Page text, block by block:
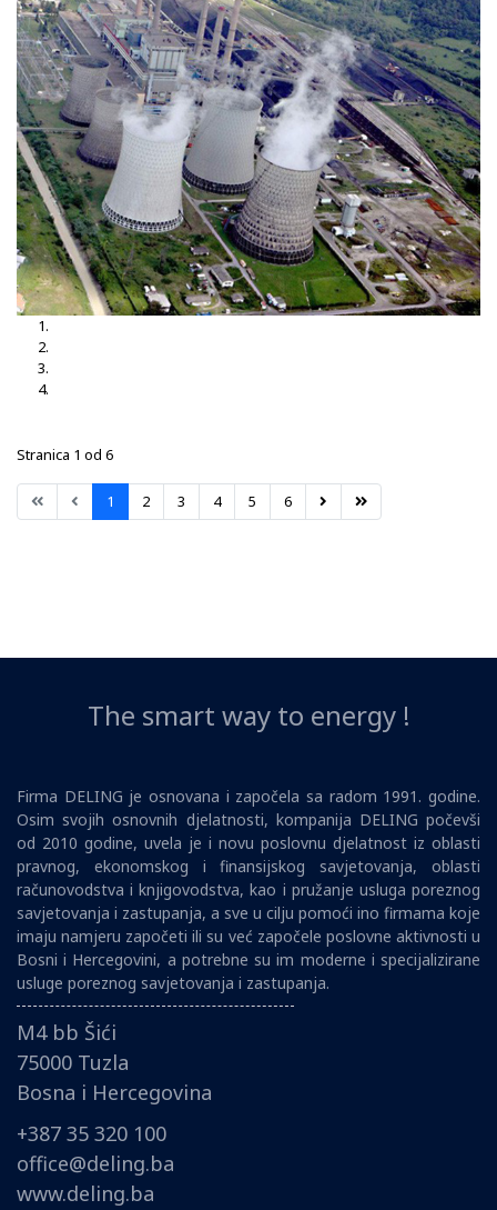
Stranica 1 od 6
1 2 3 4 5 6
The smart way to energy !
Firma DELING je osnovana i započela sa radom 1991. godine.
Osim svojih osnovnih djelatnosti, kompanija DELING počevši
od 2010 godine, uvela je i novu poslovnu djelatnost iz oblasti
pravnog, ekonomskog i finansijskog savjetovanja, oblasti
računovodstva i knjigovodstva, kao i pružanje usluga poreznog
savjetovanja i zastupanja, a sve u cilju pomoći ino firmama koje
imaju namjeru započeti ili su već započele poslovne aktivnosti u
Bosni i Hercegovini, a potrebne su im moderne i specijalizirane
usluge poreznog savjetovanja i zastupanja.
M4 bb Šići
75000 Tuzla
Bosna i Hercegovina
+387 35 320 100
office@deling.ba
www.deling.ba